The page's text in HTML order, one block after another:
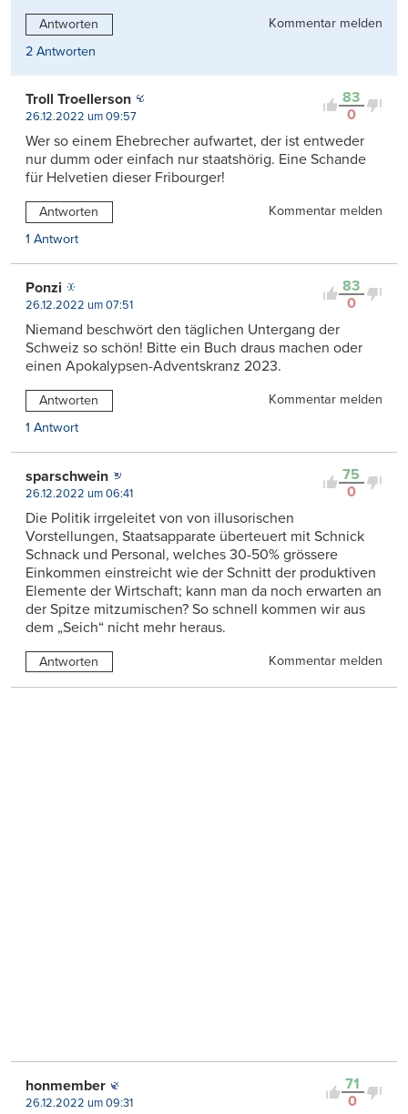
Antworten
Kommentar melden
2 Antworten
83
0
Troll Troellerson
26.12.2022 um 09:57
Wer so einem Ehebrecher aufwartet, der ist entweder
nur dumm oder einfach nur staatshörig. Eine Schande
für Helvetien dieser Fribourger!
Antworten
Kommentar melden
1 Antwort
83
0
Ponzi
26.12.2022 um 07:51
Niemand beschwört den täglichen Untergang der
Schweiz so schön! Bitte ein Buch draus machen oder
einen Apokalypsen-Adventskranz 2023.
Antworten
Kommentar melden
1 Antwort
75
0
sparschwein
26.12.2022 um 06:41
Die Politik irrgeleitet von von illusorischen
Vorstellungen, Staatsapparate überteuert mit Schnick
Schnack und Personal, welches 30-50% grössere
Einkommen einstreicht wie der Schnitt der produktiven
Elemente der Wirtschaft; kann man da noch erwarten an
der Spitze mitzumischen? So schnell kommen wir aus
dem „Seich“ nicht mehr heraus.
Antworten Kommentar melden
71
0
honmember
26.12.2022 um 09:31